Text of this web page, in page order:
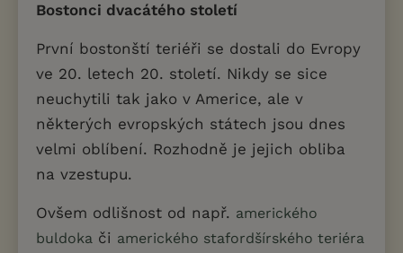
Bostonci dvacátého století
První bostonští teriéři se dostali do Evropy
ve 20. letech 20. století. Nikdy se sice
neuchytili tak jako v Americe, ale v
některých evropských státech jsou dnes
velmi oblíbení. Rozhodně je jejich obliba
na vzestupu.
Ovšem odlišnost od např. amerického
buldoka či amerického stafordšírského teriéra